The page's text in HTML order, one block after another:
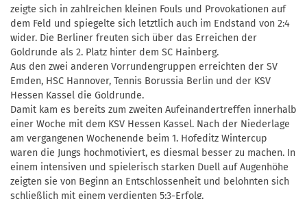
zeigte sich in zahlreichen kleinen Fouls und Provokationen auf
dem Feld und spiegelte sich letztlich auch im Endstand von 2:4
wider. Die Berliner freuten sich über das Erreichen der
Goldrunde als 2. Platz hinter dem SC Hainberg.
Aus den zwei anderen Vorrundengruppen erreichten der SV
Emden, HSC Hannover, Tennis Borussia Berlin und der KSV
Hessen Kassel die Goldrunde.
Damit kam es bereits zum zweiten Aufeinandertreffen innerhalb
einer Woche mit dem KSV Hessen Kassel. Nach der Niederlage
am vergangenen Wochenende beim 1. Hofeditz Wintercup
waren die Jungs hochmotiviert, es diesmal besser zu machen. In
einem intensiven und spielerisch starken Duell auf Augenhöhe
zeigten sie von Beginn an Entschlossenheit und belohnten sich
schließlich mit einem verdienten 5:3-Erfolg.